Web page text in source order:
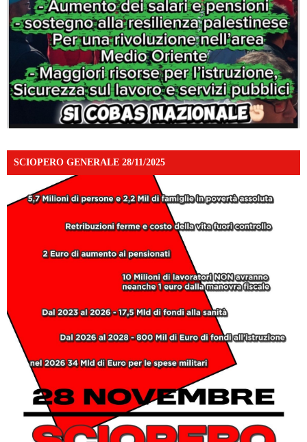
SCIOPERO GENERALE 28/11/2025